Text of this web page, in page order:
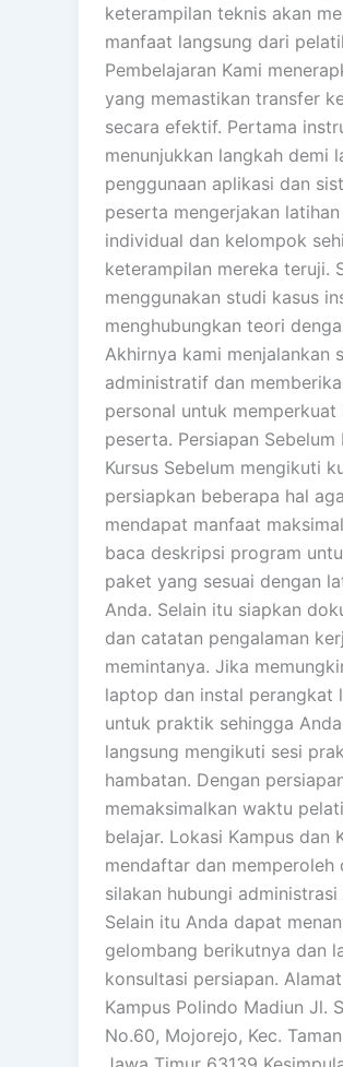
keterampilan teknis akan
manfaat langsung dari
Pembelajaran Kami
yang memastikan transfer
secara efektif. Pertama
menunjukkan langkah demi
penggunaan aplikasi dan
peserta mengerjakan
individual dan kelompok
keterampilan mereka teruji.
menggunakan studi kasus
menghubungkan teori
Akhirnya kami menjalankan
administratif dan
personal untuk memperkuat
peserta. Persiapan Sebelum
Kursus Sebelum mengikuti
persiapkan beberapa hal
mendapat manfaat
baca deskripsi program
paket yang sesuai dengan
Anda. Selain itu siapkan
dan catatan pengalaman
memintanya. Jika
laptop dan instal perangkat
untuk praktik sehingga
langsung mengikuti sesi
hambatan. Dengan
memaksimalkan waktu
belajar. Lokasi Kampus dan
mendaftar dan memperoleh
silakan hubungi administrasi
Selain itu Anda dapat
gelombang berikutnya dan
konsultasi persiapan.
Kampus Polindo Madiun Jl.
No.60, Mojorejo, Kec.